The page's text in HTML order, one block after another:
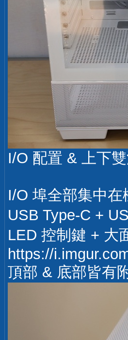
I/O 配置 & 上下
I/O 埠全部集中
USB Type-C +
LED 控制鍵 + 大
https://
頂部 & 底部皆有